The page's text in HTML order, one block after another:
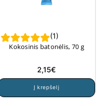
(1)
Kokosinis batonėlis, 70 g
2,15€
Į krepšelį